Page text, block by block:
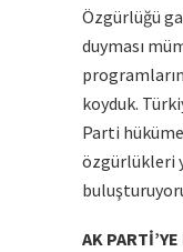
Özgürlüğü
duyması
koyduk.
Parti
özgürlükleri
AK